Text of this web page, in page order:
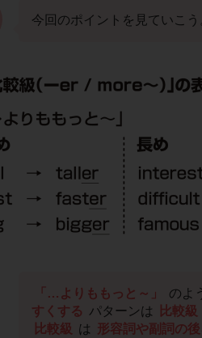
今回のポイントを見ていこう
「…よりももっと～」 のよ
すくする パターンは 比較級
比較級 は 形容詞や副詞の